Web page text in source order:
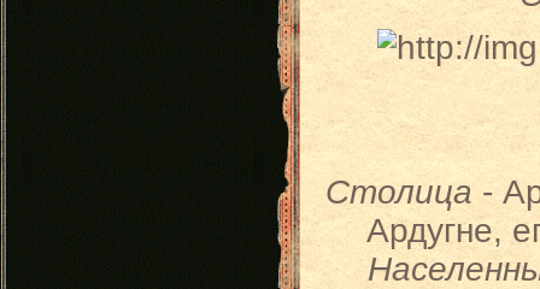
Столица -
Ардугне,